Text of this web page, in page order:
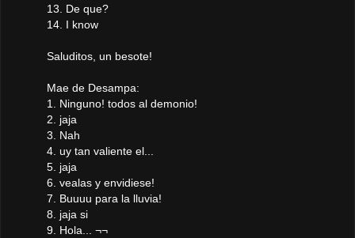
13. De que?
14. I know
Saluditos, un besote!
Mae de Desampa:
1. Ninguno! todos al demonio!
2. jaja
3. Nah
4. uy tan valiente el...
5. jaja
6. vealas y envidiese!
7. Buuuu para la lluvia!
8. jaja si
9. Hola... ¬¬